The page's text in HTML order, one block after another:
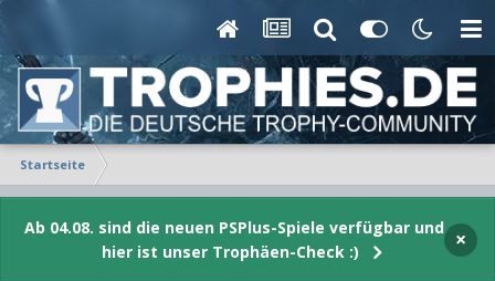
Startseite
Ab 04.08. sind die neuen PSPlus-Spiele verfügbar und
hier ist unser Trophäen-Check :)
×